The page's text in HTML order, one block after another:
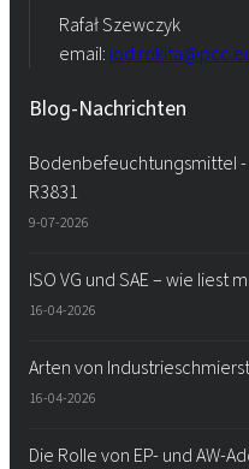
Rafał Szewczyk
email:
Blog-Nachrichten
Bodenbefeuchtungsmittel -
R3831
9-07-2026
ISO VG und SAE – wie liest
16-04-2026
Arten von
16-04-2026
Die Rolle von EP- und AW-